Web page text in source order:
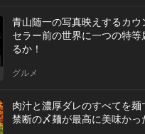
青山随一の写真映えするカ
セラー前の世界に一つの特
るか！
グルメ
肉汁と濃厚ダレのすべてを麺
禁断の〆麺が最高に美味かっ